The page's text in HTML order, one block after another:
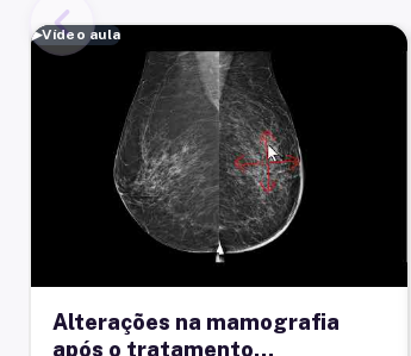
▶Vídeo aula
Alterações na mamografia
após o tratamento